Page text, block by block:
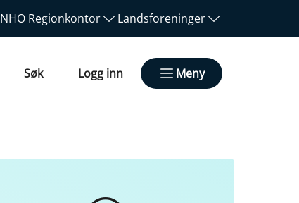
NHO Regionkontor Landsforeninger
Søk Logg inn Meny